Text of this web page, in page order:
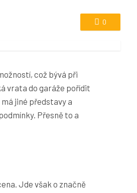
0
což bývá při
vrata do garáže pořídit
jiné představy a
Přesně to a
Jde však o značně